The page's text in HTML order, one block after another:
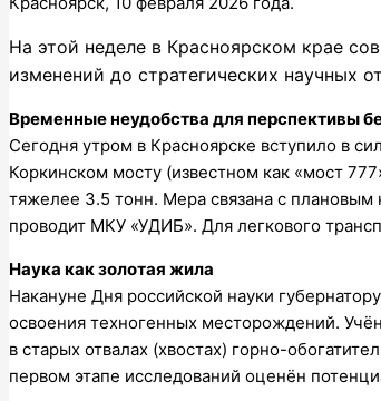
На этой неделе в Красноярском крае
изменений до стратегических научных
Временные неудобства для перспективы
Сегодня утром в Красноярске вступило в
Коркинском мосту (известном как «мост
тяжелее 3.5 тонн. Мера связана с
проводит МКУ «УДИБ». Для легкового
Наука как золотая жила
Накануне Дня российской науки
освоения техногенных месторождений.
в старых отвалах (хвостах) горно-
первом этапе исследований оценён